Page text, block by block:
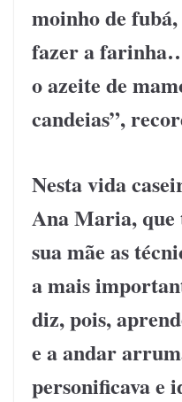
moinho de
fazer a
o azeite de
candeias”,
Nesta vida
Ana Maria, que
sua mãe as
a mais
diz, pois,
e a andar
personificava e